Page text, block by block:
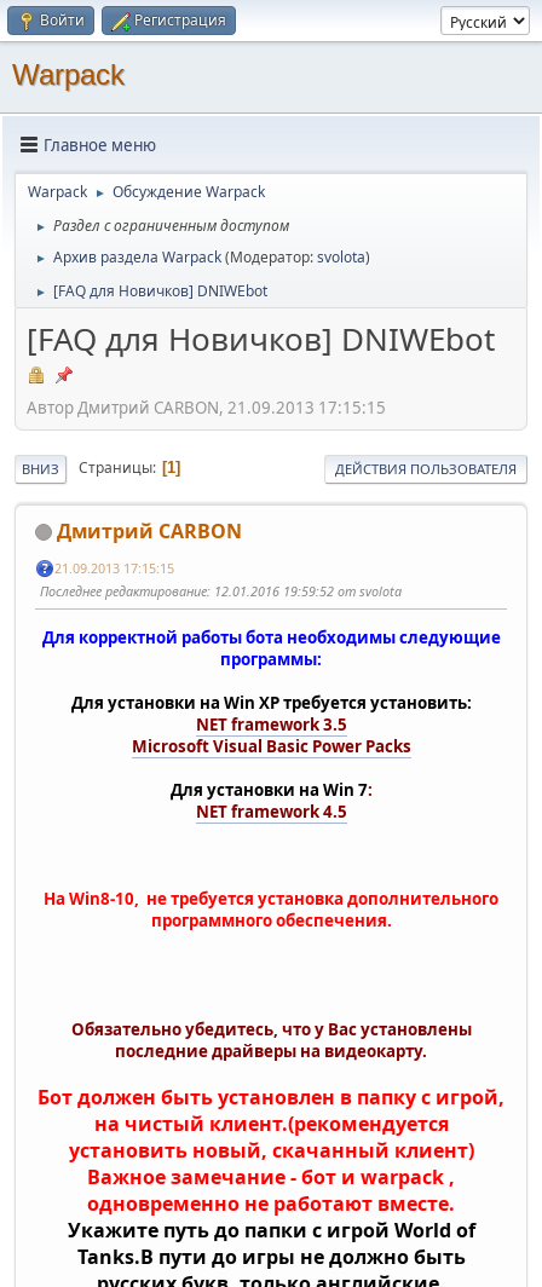
Войти Регистрация
Warpack
Главное меню
Warpack ► Обсуждение Warpack
► Раздел с ограниченным доступом
► Архив раздела Warpack(Модератор:svolota)
► [FAQ для Новичков] DNIWEbot
[FAQ для Новичков] DNIWEbot
Автор Дмитрий CARBON, 21.09.2013 17:15:15
ВНИЗ Страницы 1 ДЕЙСТВИЯ ПОЛЬЗОВАТЕЛЯ
Дмитрий CARBON
21.09.2013 17:15:15
Последнее редактирование: 12.01.2016 19:59:52 от svolota
Для корректной работы бота необходимы следующие
программы:
Для установки на Win XP требуется установить:
NET framework 3.5
Microsoft Visual Basic Power Packs
Для установки на Win 7:
NET framework 4.5
На Win8-10, не требуется установка дополнительного
программного обеспечения.
Обязательно убедитесь, что у Вас установлены
последние драйверы на видеокарту.
Бот должен быть установлен в папку с игрой,
на чистый клиент.(рекомендуется
установить новый, скачанный клиент)
Важное замечание - бот и warpack ,
одновременно не работают вместе.
Укажите путь до папки с игрой World of
Tanks.В пути до игры не должно быть